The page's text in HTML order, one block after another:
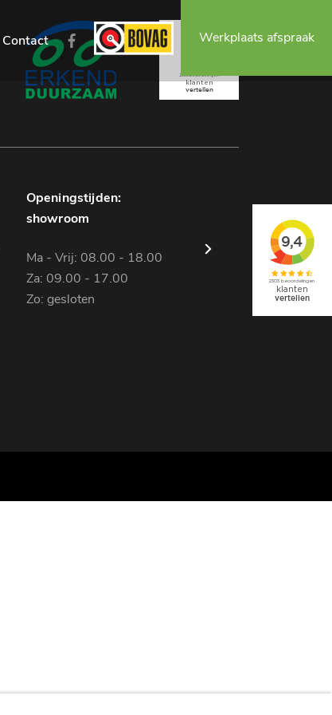
Contact Werkplaats afspraak
Openingstijden:
showroom
Ma - Vrij: 08.00 - 18.00
Za: 09.00 - 17.00
Zo: gesloten
Ma - Vrij: 08.00 - 18.00